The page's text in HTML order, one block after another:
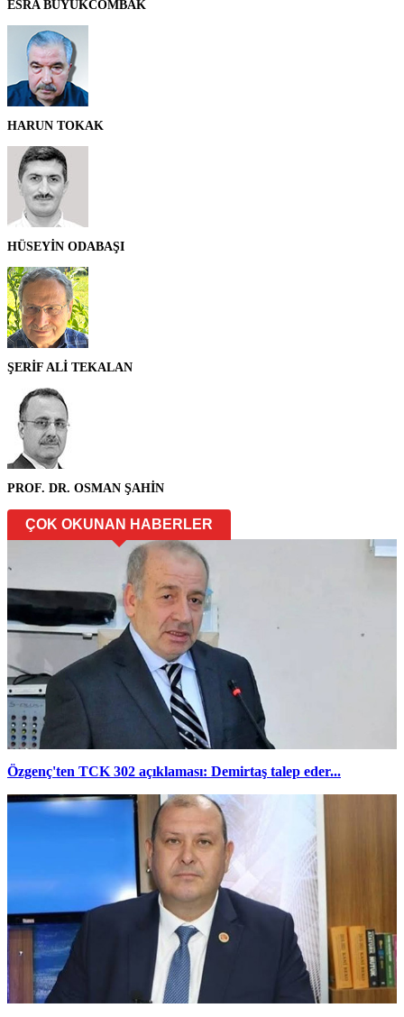
ESRA BÜYÜKCOMBAK
HARUN TOKAK
HÜSEYİN ODABAŞI
ŞERİF ALİ TEKALAN
PROF. DR. OSMAN ŞAHİN
ÇOK OKUNAN HABERLER
Özgenç'ten TCK 302 açıklaması: Demirtaş talep eder...